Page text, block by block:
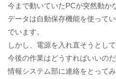
今まで動いていたPCが突然動か
データは自動保存機能を使って
でいます。
しかし、電源を入れ直そうとし
今後の作業はどうすればいいのだ
情報システム部に連絡をとって